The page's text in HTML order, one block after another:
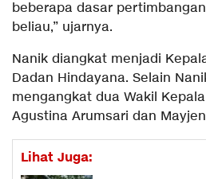
beberapa dasar
beliau,” ujarnya.
Nanik diangkat menjadi
Dadan Hindayana. Selain
mengangkat dua Wakil
Agustina Arumsari dan
Lihat Juga: